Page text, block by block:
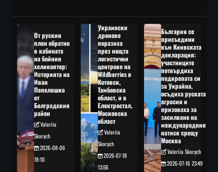
От руския
плен обратно
в кабината
на бойния
хеликоптер:
Историята на
Иван
Пепеляшко
от
Болградския
район
Valeriia
Skorych
2026-08-06
18:10
Украински
дронове
поразиха
през нощта
логистични
центрове на
Wildberries в
Котовск,
Тамбовска
област, и в
Електростал,
Московска
област
Valeriia
Skorych
2026-07-18
13:56
България се
присъедини
към Киивската
декларация:
участниците
потвърдиха
подкрепата си
за Украйна,
осъдиха руската
агресия и
призоваха за
засилване на
международния
натиск срещу
Москва
Valeriia Skorych
2026-07-16 23:49